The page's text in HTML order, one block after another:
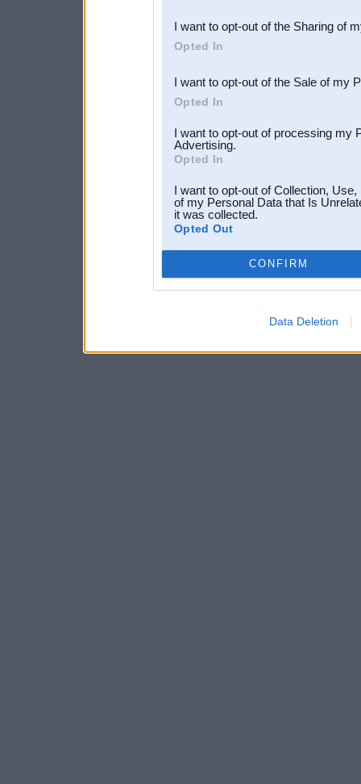
Downstream Participants
third parties.
I want to opt-out of the Sharing of
Opted In
I want to opt-out of the Sale of my
Opted In
I want to opt-out of processing my
Advertising.
Opted In
I want to opt-out of Collection,
of my Personal Data that Is
it was collected.
Opted Out
CONFIRM
Data Deletion